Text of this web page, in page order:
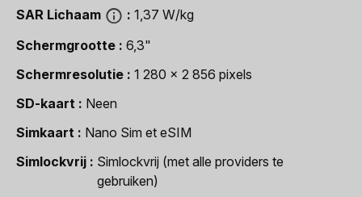
SAR Lichaam
1,37 W/kg
Schermgrootte
6,3"
Schermresolutie
1 280 x 2 856 pixels
SD-kaart
Neen
Simkaart
Nano Sim et eSIM
Simlockvrij
Simlockvrij (met alle providers te
gebruiken)